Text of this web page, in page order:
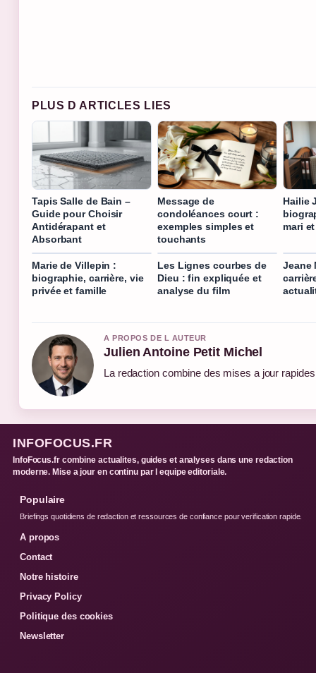
PLUS D ARTICLES LIES
Tapis Salle de Bain –
Guide pour Choisir
Antidérapant et
Absorbant
Message de
condoléances court :
exemples simples et
touchants
Hailie
mari
Marie de Villepin :
biographie, carrière, vie
privée et famille
Les Lignes courbes de
Dieu : fin expliquée et
analyse du film
Jeane
A PROPOS DE L AUTEUR
Julien Antoine Petit Michel
La redaction combine des mises a jour
INFOFOCUS.FR
InfoFocus.fr combine actualites, guides et analyses dans une redaction
moderne. Mise a jour en continu par l equipe editoriale.
Populaire
Briefings quotidiens de redaction et ressources de confiance pour verification rapide.
A propos
Contact
Notre histoire
Privacy Policy
Politique des cookies
Newsletter